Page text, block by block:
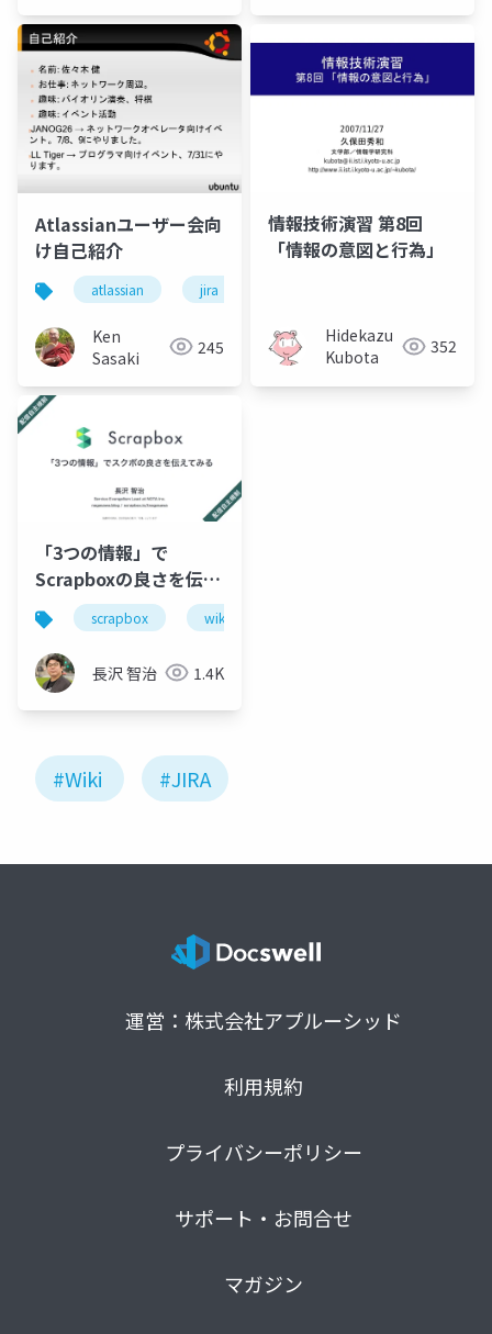
Atlassianユーザー会向
け自己紹介
atlassian jira
Ken
Sasaki
245
情報技術演習 第8回
「情報の意図と行為」
Hidekazu
Kubota
352
「3つの情報」で
Scrapboxの良さを伝え
てみるscrapbox wiki
長沢 智治 1.4K
#Wiki #JIRA
運営：株式会社アプルーシッド
利用規約
プライバシーポリシー
サポート・お問合せ
マガジン